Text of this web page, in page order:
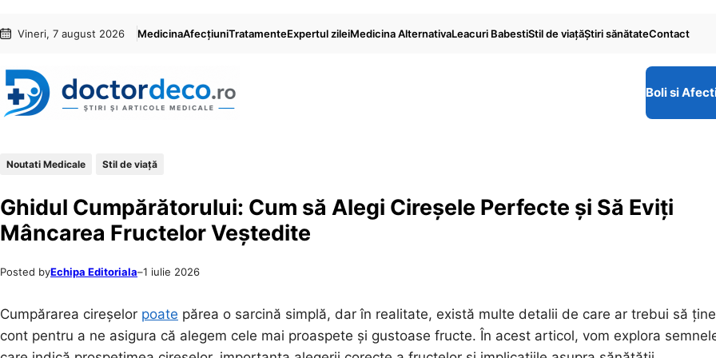
conținut
content
Vineri, 7 august 2026 MedicinaAfecțiuniTratamenteExpertul zileiMedicina AlternativaLeacuri BabestiStil de viaţăŞtiri sănătateContact
Boli si
Noutati Medicale Stil de viaţă
Ghidul Cumpărătorului: Cum să Alegi Cireșele Perfecte și Să Eviți
Mâncarea Fructelor Veștedite
Posted byEchipa Editoriala–1 iulie 2026
Cumpărarea cireșelor poate părea o sarcină simplă, dar în realitate, există multe detalii de care ar trebui să
cont pentru a ne asigura că alegem cele mai proaspete și gustoase fructe. În acest articol, vom explora